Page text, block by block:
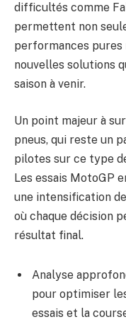
difficultés comme
permettent non
performances pures
nouvelles solutions
saison à venir.
Un point majeur à
pneus, qui reste un
pilotes sur ce type
Les essais MotoGP
une intensification
où chaque décision
résultat final.
Analyse
pour optimiser
essais et la